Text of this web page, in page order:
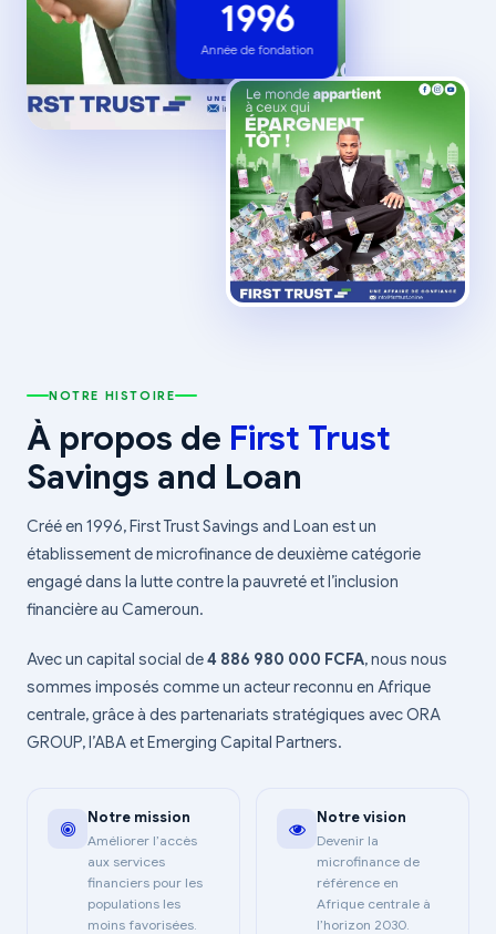
1996
Année de fondation
NOTRE HISTOIRE
À propos de First Trust
Savings and Loan
Créé en 1996, First Trust Savings and Loan est un
établissement de microfinance de deuxième catégorie
engagé dans la lutte contre la pauvreté et l’inclusion
financière au Cameroun.
Avec un capital social de4 886 980 000 FCFA, nous nous
sommes imposés comme un acteur reconnu en Afrique
centrale, grâce à des partenariats stratégiques avec ORA
GROUP, l’ABA et Emerging Capital Partners.
Notre mission
Améliorer l’accès
aux services
financiers pour les
populations les
moins favorisées.
Notre vision
Devenir la
microfinance de
référence en
Afrique centrale à
l’horizon 2030.